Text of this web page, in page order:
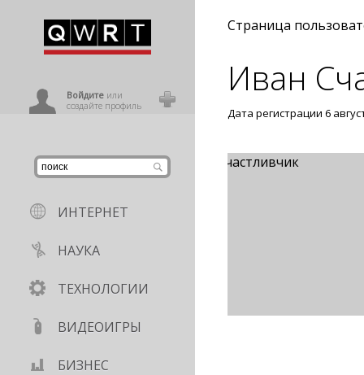
Войдитеили
создайте профиль
ИНТЕРНЕТ
НАУКА
ТЕХНОЛОГИИ
ВИДЕОИГРЫ
БИЗНЕС
Страница
Иван
Дата регистрации 6